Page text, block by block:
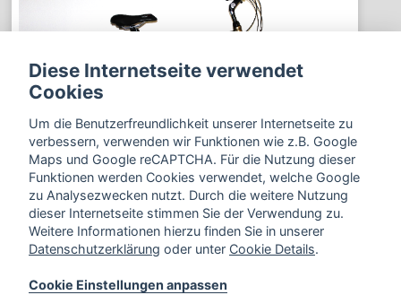
Details 1.484,00 €
Diese Internetseite verwendet
Cookies
Um die Benutzerfreundlichkeit unserer Internetseite zu
verbessern, verwenden wir Funktionen wie z.B. Google
Maps und Google reCAPTCHA. Für die Nutzung dieser
Funktionen werden Cookies verwendet, welche Google
zu Analysezwecken nutzt. Durch die weitere Nutzung
dieser Internetseite stimmen Sie der Verwendung zu.
Weitere Informationen hierzu finden Sie in unserer
Datenschutzerklärung oder unter Cookie Details.
Cookie Einstellungen anpassen